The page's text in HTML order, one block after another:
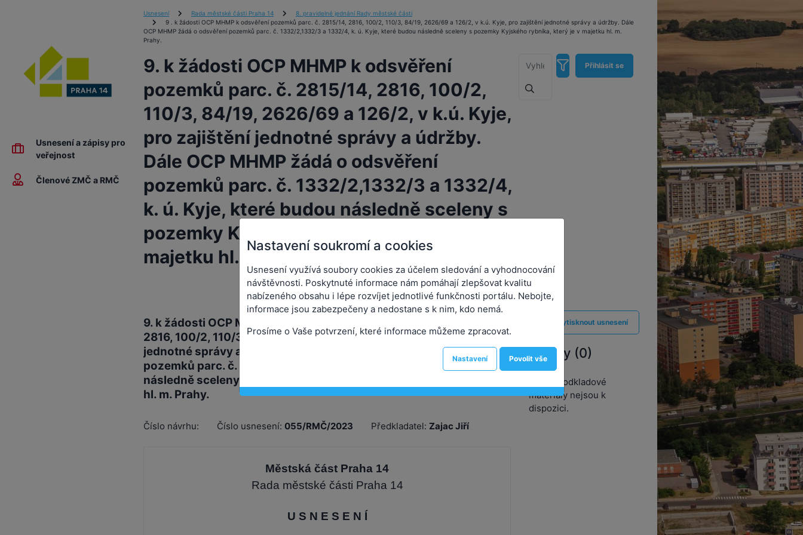
Usnesení a zápisy pro
veřejnost
Členové ZMČ a RMČ
Usnesení Rada městské části Praha 14
8. pravidelné jednání Rady městské části
9 . k žádosti OCP MHMP k odsvěření pozemků parc. č. 2815/14, 2816, 100/2, 110/3, 84/19, 2626/69 a 126/2, v k.ú. Kyje, pro zajištění jednotné správy a údržby. Dále
OCP MHMP žádá o odsvěření pozemků parc. č. 1332/2,1332/3 a 1332/4, k. ú. Kyje, které budou následně sceleny s pozemky Kyjského rybníka, který je v majetku hl. m.
Prahy.
9. k žádosti OCP MHMP k odsvěření
pozemků parc. č. 2815/14, 2816, 100/2,
110/3, 84/19, 2626/69 a 126/2, v k.ú. Kyje,
pro zajištění jednotné správy a údržby.
Dále OCP MHMP žádá o odsvěření
pozemků parc. č. 1332/2,1332/3 a 1332/4,
k. ú. Kyje, které budou následně sceleny s
pozemky Kyjského rybníka, který je v
majetku hl. m. Prahy.
Přihlásit se
9. k žádosti OCP MHMP k odsvěření pozemků parc. č. 2815/14,
2816, 100/2, 110/3, 84/19, 2626/69 a 126/2, v k.ú. Kyje, pro zajištění
jednotné správy a údržby. Dále OCP MHMP žádá o odsvěření
pozemků parc. č. 1332/2,1332/3 a 1332/4, k. ú. Kyje, které budou
následně sceleny s pozemky Kyjského rybníka, který je v majetku
hl. m. Prahy.
Číslo návrhu: Číslo usnesení: 055/RMČ/2023 Předkladatel: Zajac Jiří
Městská část Praha 14
Rada městské části Praha 14
U S N E S E N Í
Vytisknout usnesení
Přílohy (0)
Žádné podkladové
materiály nejsou k
dispozici.
Nastavení soukromí a cookies
Usnesení využívá soubory cookies za účelem sledování a vyhodnocování
návštěvnosti. Poskytnuté informace nám pomáhají zlepšovat kvalitu
nabízeného obsahu i lépe rozvíjet jednotlivé funkčnosti portálu. Nebojte,
informace jsou zabezpečeny a nedostane s k nim, kdo nemá.
Prosíme o Vaše potvrzení, které informace můžeme zpracovat.
Nastavení Povolit vše